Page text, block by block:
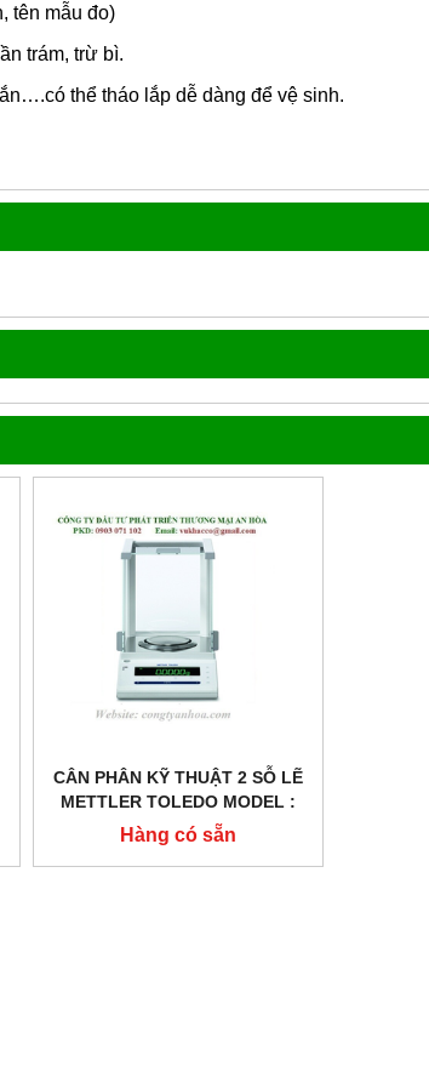
tên mẫu đo)
trám, trừ bì.
thể tháo lắp dễ dàng để vệ sinh.
CÂN PHÂN KỸ THUẬT 2 SỖ LẼ
METTLER TOLEDO MODEL :
MS1602S/01
Hàng có sẵn